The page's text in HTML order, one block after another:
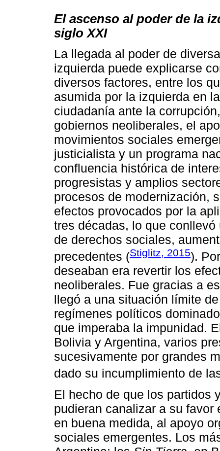
El ascenso al poder de la
siglo XXI
La llegada al poder de
izquierda puede explicarse
diversos factores, entre los
asumida por la izquierda en
ciudadanía ante la
gobiernos neoliberales, el
movimientos sociales
justicialista y un programa
confluencia histórica de
progresistas y amplios
procesos de modernización,
efectos provocados por la
tres décadas, lo que
de derechos sociales,
precedentes (Stiglitz, 2015).
deseaban era revertir los
neoliberales. Fue gracias a
llegó a una situación límite
regímenes políticos
que imperaba la impunidad.
Bolivia y Argentina, varios
sucesivamente por grandes
dado su incumplimiento de
El hecho de que los partidos
pudieran canalizar a su
en buena medida, al apoyo
sociales emergentes. Los